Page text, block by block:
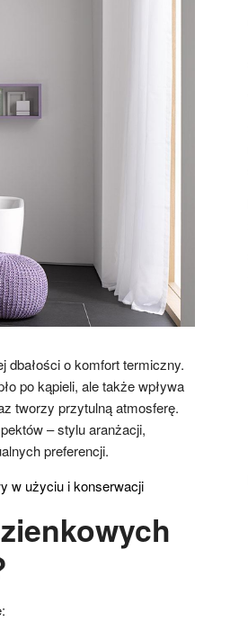
o komfort termiczny.
po kąpieli, ale także wpływa
tworzy przytulną atmosferę.
– stylu aranżacji,
preferencji.
w użyciu i konserwacji